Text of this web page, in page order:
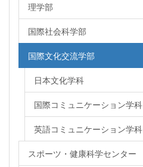
理学部
国際社会科学部
国際文化交流学部
日本文化学科
国際コミュニケーション学科
英語コミュニケーション学科
スポーツ・健康科学センター